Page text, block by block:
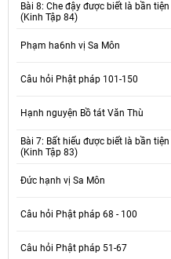
Bài 8: Che đậy được biết là bần tiện
(Kinh Tập 84)
Phạm ha6nh vị Sa Môn
Câu hỏi Phật pháp 101-150
Hạnh nguyện Bồ tát Văn Thù
Bài 7: Bất hiếu được biết là bần tiện
(Kinh Tập 83)
Đức hạnh vị Sa Môn
Câu hỏi Phật pháp 68 - 100
Câu hỏi Phật pháp 51-67